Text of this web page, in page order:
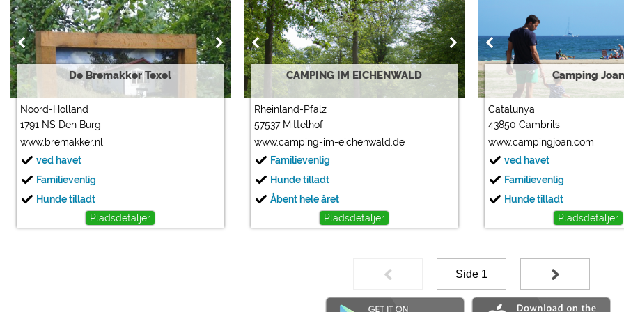
De Bremakker Texel
Noord-Holland
1791 NS Den Burg
www.bremakker.nl
ved havet
Familievenlig
Hunde tilladt
Pladsdetaljer
CAMPING IM EICHENWALD
Rheinland-Pfalz
57537 Mittelhof
www.camping-im-eichenwald.de
Familievenlig
Hunde tilladt
Åbent hele året
Pladsdetaljer
Camping Joan
Catalunya
43850 Cambrils
www.campingjoan.com
ved havet
Familievenlig
Hunde tilladt
Pladsdetaljer
Side 1